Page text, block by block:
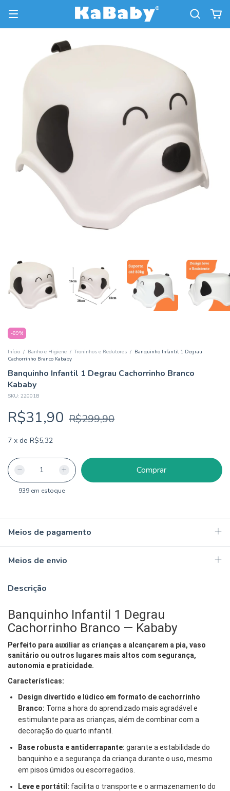
-89%
Início / Banho e Higiene / Troninhos e Redutores / Banquinho Infantil 1 Degrau
Cachorrinho Branco Kababy
Banquinho Infantil 1 Degrau Cachorrinho Branco
Kababy
SKU: 22001B
R$31,90 R$299,90
7 x de R$5,32
939 em estoque
Meios de pagamento
Meios de envio
Descrição
Banquinho Infantil 1 Degrau
Cachorrinho Branco — Kababy
Perfeito para auxiliar as crianças a alcançarem a pia, vaso
sanitário ou outros lugares mais altos com segurança,
autonomia e praticidade.
Características:
Design divertido e lúdico em formato de cachorrinho
Branco: Torna a hora do aprendizado mais agradável e
estimulante para as crianças, além de combinar com a
decoração do quarto infantil.
Base robusta e antiderrapante: garante a estabilidade do
banquinho e a segurança da criança durante o uso, mesmo
em pisos úmidos ou escorregadios.
Leve e portátil: facilita o transporte e o armazenamento do